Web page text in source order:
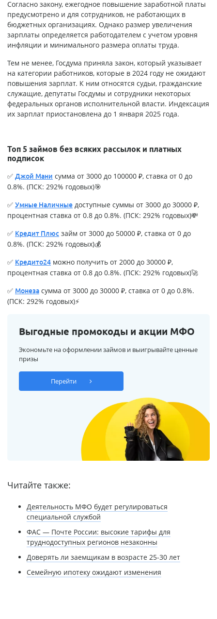
Согласно закону, ежегодное повышение заработной платы
предусмотрено и для сотрудников, не работающих в
бюджетных организациях. Однако размер увеличения
зарплаты определяется работодателем с учетом уровня
инфляции и минимального размера оплаты труда.
Тем не менее, Госдума приняла закон, который указывает
на категории работников, которые в 2024 году не ожидают
повышения зарплат. К ним относятся судьи, гражданские
служащие, депутаты Госдумы и сотрудники некоторых
федеральных органов исполнительной власти. Индексация
их зарплат приостановлена до 1 января 2025 года.
Топ 5 займов без всяких рассылок и платных
подписок
✅ Джой Мани сумма от 3000 до 100000 ₽, ставка от 0 до
0.8%. (ПСК: 292% годовых)🎯
✅ Умные Наличные доступные суммы от 3000 до 30000 ₽,
процентная ставка от 0.8 до 0.8%. (ПСК: 292% годовых)💸
✅ Кредит Плюс займ от 3000 до 50000 ₽, ставка от 0 до
0.8%. (ПСК: 292% годовых)💰
✅ Кредито24 можно получить от 2000 до 30000 ₽,
процентная ставка от 0.8 до 0.8%. (ПСК: 292% годовых)🚀
✅ Монеза сумма от 3000 до 30000 ₽, ставка от 0 до 0.8%.
(ПСК: 292% годовых)⚡
Выгодные промокоды и акции МФО
Экономьте на оформлении займов и выигрывайте ценные
призы
Перейти
Читайте также:
Деятельность МФО будет регулироваться
специальной службой
ФАС — Почте России: высокие тарифы для
труднодоступных регионов незаконны
Доверять ли заемщикам в возрасте 25-30 лет
Семейную ипотеку ожидают изменения